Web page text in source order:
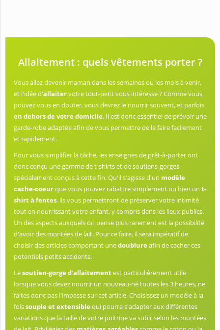
Allaitement : quels vêtements porter ?
Vous allez devenir maman dans les semaines ou les mois à venir,
et l'idée d'allaitervotre tout-petit vous intéresse ? Comme vous
pouvez vous en douter, vous devrez le nourrir souvent, et parfois
en dehors de votre domicile. Il est donc essentiel de prévoir une
garde-robe adaptée afin de vous permettre de le faire facilement
et rapidement.
Pour vous simplifier la tâche, les enseignes de prêt-à-porter ont
donc conçu une gamme de t-shirts et de soutiens-gorges
spécialement conçus à cette fin. Qu'il s'agisse d'un modèle
cache-coeurque vous pouvez rabattre simplement ou bien un t-
shirt à fentes, ils vous permettront de préserver votre intimité
tout en nourrissant votre enfant, y compris dans les lieux publics.
Un des aspects auxquels on pense plus rarement est la possibilité
d'avoir des montées de lait. Pour ce faire, il sera impératif de
choisir des articles comportant unedoublureafin de cacher ces
potentiels petits accidents.
Lesoutien-gorge d'allaitementest particulièrement utile
lorsque vous devez nourrir un nouveau-né toutes les 3 heures, ne
faites donc pas l'impasse sur cet article. Choisissez un modèle à la
foissouple et extensiblequi pourra s'adapter aux différentes
variations que la taille de votre poitrine va subir selon les montées